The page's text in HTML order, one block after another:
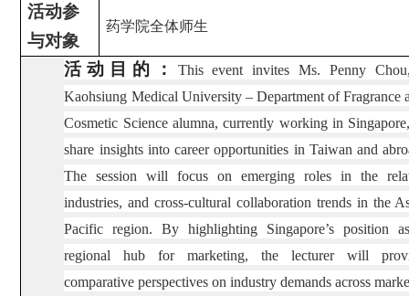
活动参
与对象
药学院全体师生
活动目的：
This event invites Ms. Penny
Kaohsiung Medical University – Department of Fragrance
Cosmetic Science alumna, currently working in
share insights into career opportunities in Taiwan and
The session will focus on emerging roles in the
industries, and cross-cultural collaboration trends in the
Pacific region. By highlighting Singapore’s position
regional hub for marketing, the lecturer will
comparative perspectives on industry demands across